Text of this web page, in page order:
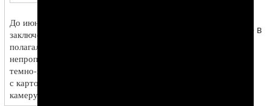
До июня 2014 года на одного
заключенного "Овадан-Депе" в сутки
полагалось 175 граммов серого
непропеченного хлеба, утром и вечером
темно-коричневая каша, а на обед баланда
с картошкой из расчета 5 картофелин на
камеру
сидят только в